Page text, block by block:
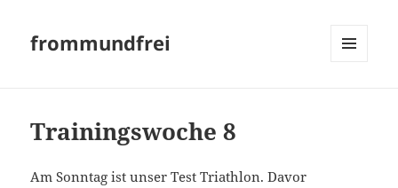
frommundfrei
Trainingswoche 8
Am Sonntag ist unser Test Triathlon. Davor